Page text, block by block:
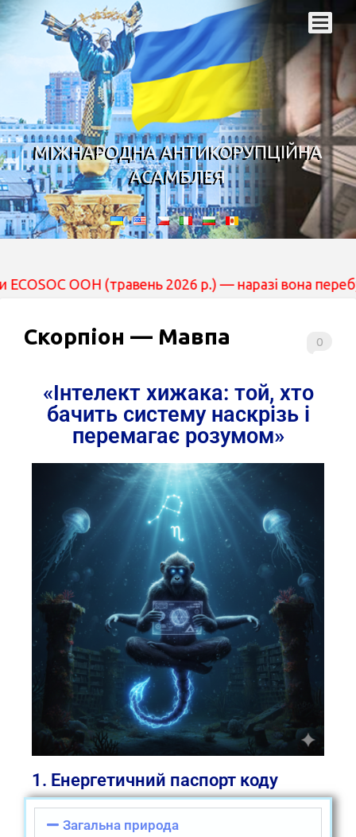
МІЖНАРОДНА АНТИКОРУПЦІЙНА
АСАМБЛЕЯ
ООН (травень 2026 р.) — наразі вона
0
Скорпіон — Мавпа
«Інтелект хижака: той, хто
бачить систему наскрізь і
перемагає розумом»
1. Енергетичний паспорт коду
Загальна природа